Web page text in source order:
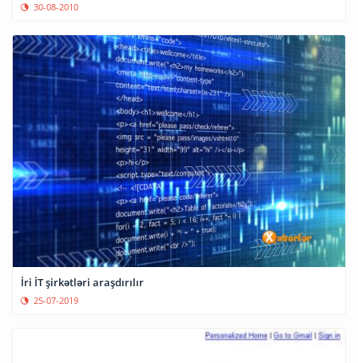
30-08-2010
İri İT şirkətləri araşdırılır
25-07-2019